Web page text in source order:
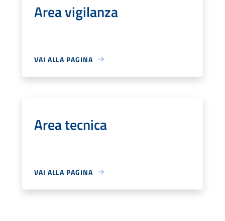
Area vigilanza
VAI ALLA PAGINA
Area tecnica
VAI ALLA PAGINA